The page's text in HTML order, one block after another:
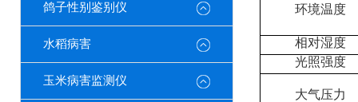
鸽子性别鉴别仪
水稻病害
玉米病害监测仪
环境温度
相对湿度
光照强度
大气压力